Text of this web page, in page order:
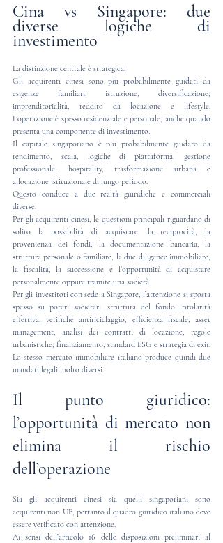
Cina vs Singapore: due
diverse logiche di
investimento
La distinzione centrale è strategica.
Gli acquirenti cinesi sono più probabilmente guidati da
esigenze familiari, istruzione, diversificazione,
imprenditorialità, reddito da locazione e lifestyle.
L’operazione è spesso residenziale e personale, anche quando
presenta una componente di investimento.
Il capitale singaporiano è più probabilmente guidato da
rendimento, scala, logiche di piattaforma, gestione
professionale, hospitality, trasformazione urbana e
allocazione istituzionale di lungo periodo.
Questo conduce a due realtà giuridiche e commerciali
diverse.
Per gli acquirenti cinesi, le questioni principali riguardano di
solito la possibilità di acquistare, la reciprocità, la
provenienza dei fondi, la documentazione bancaria, la
struttura personale o familiare, la due diligence immobiliare,
la fiscalità, la successione e l’opportunità di acquistare
personalmente oppure tramite una società.
Per gli investitori con sede a Singapore, l’attenzione si sposta
spesso su poteri societari, struttura del fondo, titolarità
effettiva, verifiche antiriciclaggio, efficienza fiscale, asset
management, analisi dei contratti di locazione, regole
urbanistiche, finanziamento, standard ESG e strategia di exit.
Lo stesso mercato immobiliare italiano produce quindi due
mandati legali molto diversi.
Il punto giuridico:
l’opportunità di mercato non
elimina il rischio
dell’operazione
Sia gli acquirenti cinesi sia quelli singaporiani sono
acquirenti non UE, pertanto il quadro giuridico italiano deve
essere verificato con attenzione.
Ai sensi dell’articolo 16 delle disposizioni preliminari al